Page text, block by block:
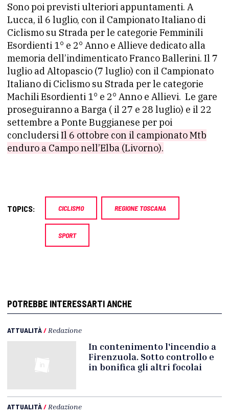
Sono poi previsti ulteriori appuntamenti. A
Lucca, il 6 luglio, con il Campionato Italiano di
Ciclismo su Strada per le categorie Femminili
Esordienti 1° e 2° Anno e Allieve dedicato alla
memoria dell’indimenticato Franco Ballerini. Il 7
luglio ad Altopascio (7 luglio) con il Campionato
Italiano di Ciclismo su Strada per le categorie
Machili Esordienti 1° e 2° Anno e Allievi. Le gare
proseguiranno a Barga ( il 27 e 28 luglio) e il 22
settembre a Ponte Buggianese per poi
concludersi Il 6 ottobre con il campionato Mtb
enduro a Campo nell’Elba (Livorno).
TOPICS: CICLISMO REGIONE TOSCANA
SPORT
POTREBBE INTERESSARTI ANCHE
ATTUALITÀ/ Redazione
In contenimento l'incendio a
Firenzuola. Sotto controllo e
in bonifica gli altri focolai
ATTUALITÀ/ Redazione